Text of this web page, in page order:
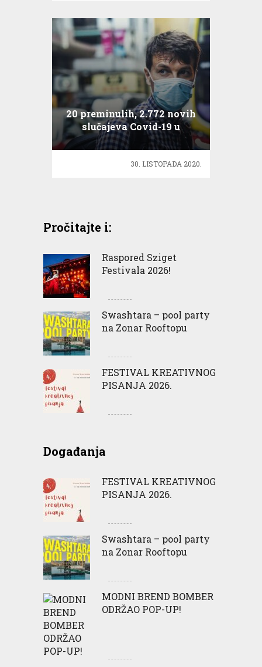
20 preminulih, 2.772 novih
slučajeva Covid-19 u
Hrvatskoj
30. LISTOPADA 2020.
Pročitajte i:
Raspored Sziget
Festivala 2026!
Swashtara – pool party
na Zonar Rooftopu
FESTIVAL KREATIVNOG
PISANJA 2026.
Događanja
FESTIVAL KREATIVNOG
PISANJA 2026.
Swashtara – pool party
na Zonar Rooftopu
MODNI BREND BOMBER
ODRŽAO POP-UP!